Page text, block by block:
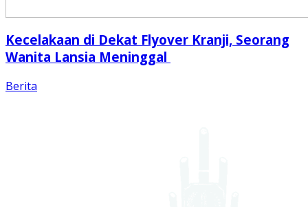
Kecelakaan di Dekat Flyover Kranji, Seorang
Wanita Lansia Meninggal
Berita